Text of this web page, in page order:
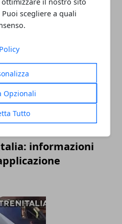
scegliere a quali
Opzionali
Tutto
ogni quanto farla,
preventivi
informazioni